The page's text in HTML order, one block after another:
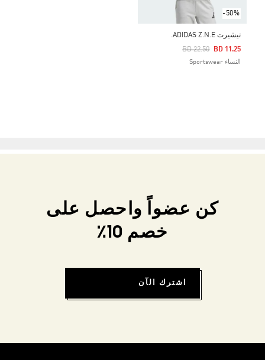
-50%
تيشيرت ADIDAS Z.N.E.
Price Reduced From
BD 22.50
To BD 11.25
النساء Sportswear
كن عضواً واحصل على
خصم 10٪
اشترك الآن